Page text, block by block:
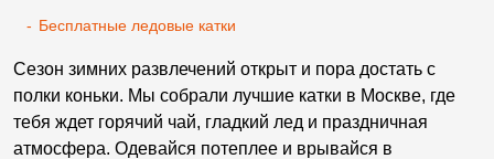
- Бесплатные ледовые катки
Сезон зимних развлечений открыт и пора достать с
полки коньки. Мы собрали лучшие катки в Москве, где
тебя ждет горячий чай, гладкий лед и праздничная
атмосфера. Одевайся потеплее и врывайся в